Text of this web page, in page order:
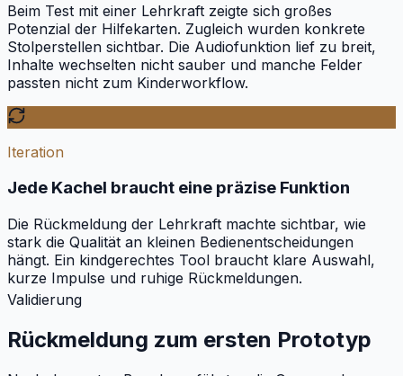
Beim Test mit einer Lehrkraft zeigte sich großes
Potenzial der Hilfekarten. Zugleich wurden konkrete
Stolperstellen sichtbar. Die Audiofunktion lief zu breit,
Inhalte wechselten nicht sauber und manche Felder
passten nicht zum Kinderworkflow.
Iteration
Jede Kachel braucht eine präzise Funktion
Die Rückmeldung der Lehrkraft machte sichtbar, wie
stark die Qualität an kleinen Bedienentscheidungen
hängt. Ein kindgerechtes Tool braucht klare Auswahl,
kurze Impulse und ruhige Rückmeldungen.
Validierung
Rückmeldung zum ersten Prototyp